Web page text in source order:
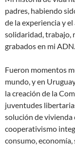
padres, habiendo
de la experiencia y
solidaridad, trabajo,
grabados en mi ADN.
Fueron momentos
mundo, y en
la creación de la
juventudes
solución de
cooperativismo
consumo,